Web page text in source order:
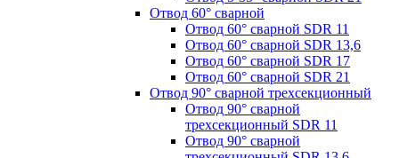
Отвод 60° сварной
Отвод 60° сварной SDR 11
Отвод 60° сварной SDR 13,6
Отвод 60° сварной SDR 17
Отвод 60° сварной SDR 21
Отвод 90° сварной трехсекционный
Отвод 90° сварной
трехсекционный SDR 11
Отвод 90° сварной